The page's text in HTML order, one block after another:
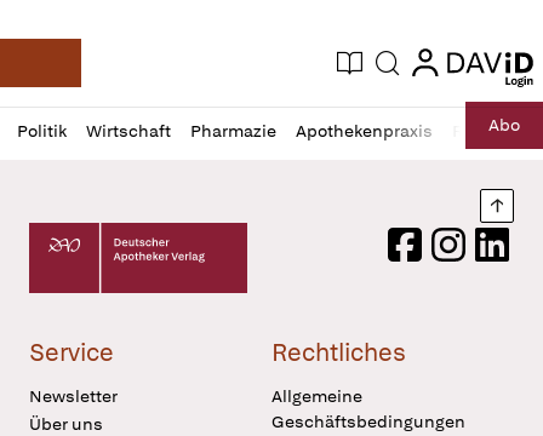
Deutsche Apotheker Zeitung
Aktuelle Ausgabe
Suche login
login
Politik Wirtschaft Pharmazie Apothekenpraxis RechtAbo
Profil
öffnen
Daz
Pur
Deutscher Apotheker Verlag Logo
FacebookInstagram
Service
Newsletter
Über uns
Rechtliches
Allgemeine
Geschäftsbedingungen